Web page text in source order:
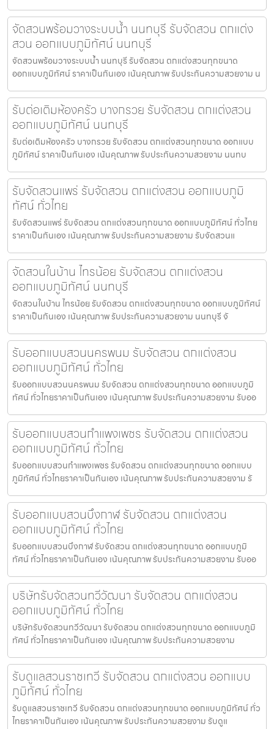
จัดสวนพร้อมวางระบบน้ำ นนทบุรี รับจัดสวน ตกแต่ง
สวน ออกแบบภูมิทัศน์ นนทบุรี
จัดสวนพร้อมวางระบบน้ำ นนทบุรี รับจัดสวน ตกแต่งสวนทุกขนาด
ออกแบบภูมิทัศน์ ราคาเป็นกันเอง เน้นคุณภาพ รับประกันความสวยงาม น
รับต่อเติมห้องครัว บางกรวย รับจัดสวน ตกแต่งสวน
ออกแบบภูมิทัศน์ นนทบุรี
รับต่อเติมห้องครัว บางกรวย รับจัดสวน ตกแต่งสวนทุกขนาด ออกแบบ
ภูมิทัศน์ ราคาเป็นกันเอง เน้นคุณภาพ รับประกันความสวยงาม นนทบ
รับจัดสวนแพร่ รับจัดสวน ตกแต่งสวน ออกแบบภูมิ
ทัศน์ ทั่วไทย
รับจัดสวนแพร่ รับจัดสวน ตกแต่งสวนทุกขนาด ออกแบบภูมิทัศน์ ทั่วไทย
ราคาเป็นกันเอง เน้นคุณภาพ รับประกันความสวยงาม รับจัดสวนแ
จัดสวนในบ้าน ไทรน้อย รับจัดสวน ตกแต่งสวน
ออกแบบภูมิทัศน์ นนทบุรี
จัดสวนในบ้าน ไทรน้อย รับจัดสวน ตกแต่งสวนทุกขนาด ออกแบบภูมิทัศน์
ราคาเป็นกันเอง เน้นคุณภาพ รับประกันความสวยงาม นนทบุรี จั
รับออกแบบสวนนครพนม รับจัดสวน ตกแต่งสวน
ออกแบบภูมิทัศน์ ทั่วไทย
รับออกแบบสวนนครพนม รับจัดสวน ตกแต่งสวนทุกขนาด ออกแบบภูมิ
ทัศน์ ทั่วไทยราคาเป็นกันเอง เน้นคุณภาพ รับประกันความสวยงาม รับออ
รับออกแบบสวนกำแพงเพชร รับจัดสวน ตกแต่งสวน
ออกแบบภูมิทัศน์ ทั่วไทย
รับออกแบบสวนกำแพงเพชร รับจัดสวน ตกแต่งสวนทุกขนาด ออกแบบ
ภูมิทัศน์ ทั่วไทยราคาเป็นกันเอง เน้นคุณภาพ รับประกันความสวยงาม รั
รับออกแบบสวนบึงกาฬ รับจัดสวน ตกแต่งสวน
ออกแบบภูมิทัศน์ ทั่วไทย
รับออกแบบสวนบึงกาฬ รับจัดสวน ตกแต่งสวนทุกขนาด ออกแบบภูมิ
ทัศน์ ทั่วไทยราคาเป็นกันเอง เน้นคุณภาพ รับประกันความสวยงาม รับออ
บริษัทรับจัดสวนทวีวัฒนา รับจัดสวน ตกแต่งสวน
ออกแบบภูมิทัศน์ ทั่วไทย
บริษัทรับจัดสวนทวีวัฒนา รับจัดสวน ตกแต่งสวนทุกขนาด ออกแบบภูมิ
ทัศน์ ทั่วไทยราคาเป็นกันเอง เน้นคุณภาพ รับประกันความสวยงาม
รับดูแลสวนราชเทวี รับจัดสวน ตกแต่งสวน ออกแบบ
ภูมิทัศน์ ทั่วไทย
รับดูแลสวนราชเทวี รับจัดสวน ตกแต่งสวนทุกขนาด ออกแบบภูมิทัศน์ ทั่ว
ไทยราคาเป็นกันเอง เน้นคุณภาพ รับประกันความสวยงาม รับดูแ